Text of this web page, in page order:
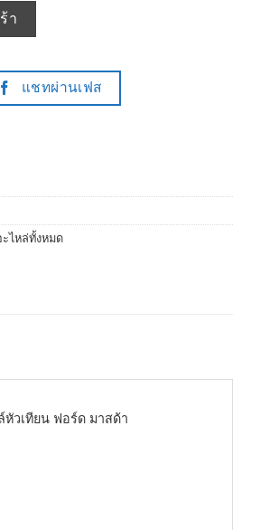
2.0 & 2.3 / TRIBUTE ปลั๊กรี - SCF-
า
แชทผ่านเฟส
ะไหล่ทั้งหมด
หัวเทียน ฟอร์ด มาสด้า